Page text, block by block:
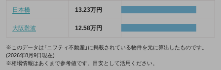
日本橋 13.23万円
大阪難波 12.58万円
※このデータは「ニフティ不動産」に掲載されている物件を元に算出したものです。
(2026年8月9日現在)
※相場情報はあくまで参考値です。目安として活用ください。